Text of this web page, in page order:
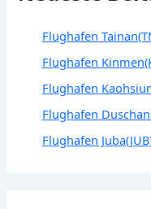
Flughafen
Flughafen
Flughafen
Flughafen
Flughafen